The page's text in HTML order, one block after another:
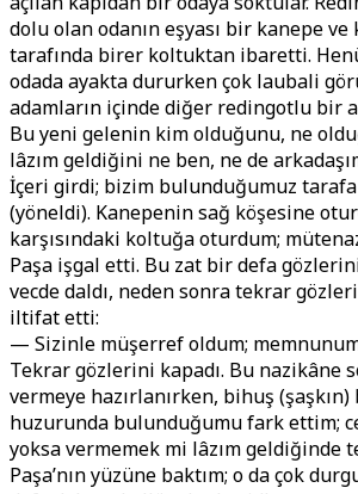
dolu olan odanın eşyası bir kanepe
tarafında birer koltuktan ibaretti.
odada ayakta dururken çok laubali
adamların içinde diğer redingotlu bir
Bu yeni gelenin kim olduğunu, ne
lâzım geldiğini ne ben, ne de
İçeri girdi; bizim bulunduğumuz
(yöneldi). Kanepenin sağ köşesine
karşısındaki koltuğa oturdum;
Paşa işgal etti. Bu zat bir defa
vecde daldı, neden sonra tekrar
iltifat etti:
— Sizinle müşerref oldum;
Tekrar gözlerini kapadı. Bu nazikâne
vermeye hazırlanırken, bihuş
huzurunda bulunduğumu fark ettim;
yoksa vermemek mi lâzım geldiğinde
Paşa’nın yüzüne baktım; o da çok